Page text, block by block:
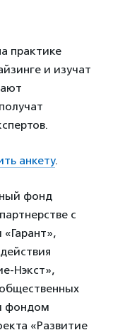
практике
и изучат
анкету.
фонд
с
Нэкст»,
фондом
«Развитие